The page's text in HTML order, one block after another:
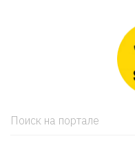
Поиск на портале